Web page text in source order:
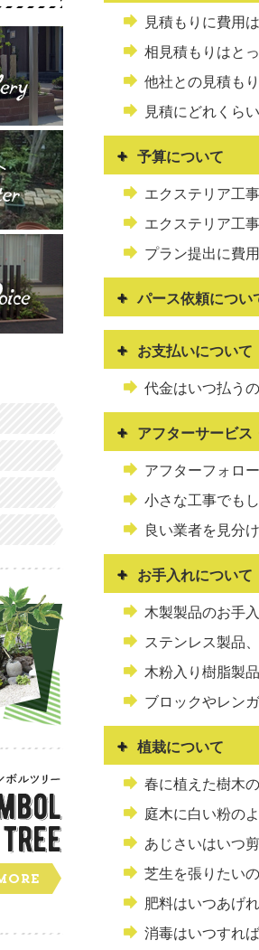
見積もりに費用
相見積もりはと
他社との見積も
見積にどれくら
予算について
エクステリア工
エクステリア工
プラン提出に費
パース依頼につい
お支払いについて
代金はいつ払う
アフターサービス
アフターフォロ
小さな工事でも
良い業者を見分
お手入れについて
木製製品のお手
ステンレス製品
木粉入り樹脂製
ブロックやレン
植栽について
春に植えた樹木
庭木に白い粉の
あじさいはいつ
芝生を張りたい
肥料はいつあげ
消毒はいつすれ